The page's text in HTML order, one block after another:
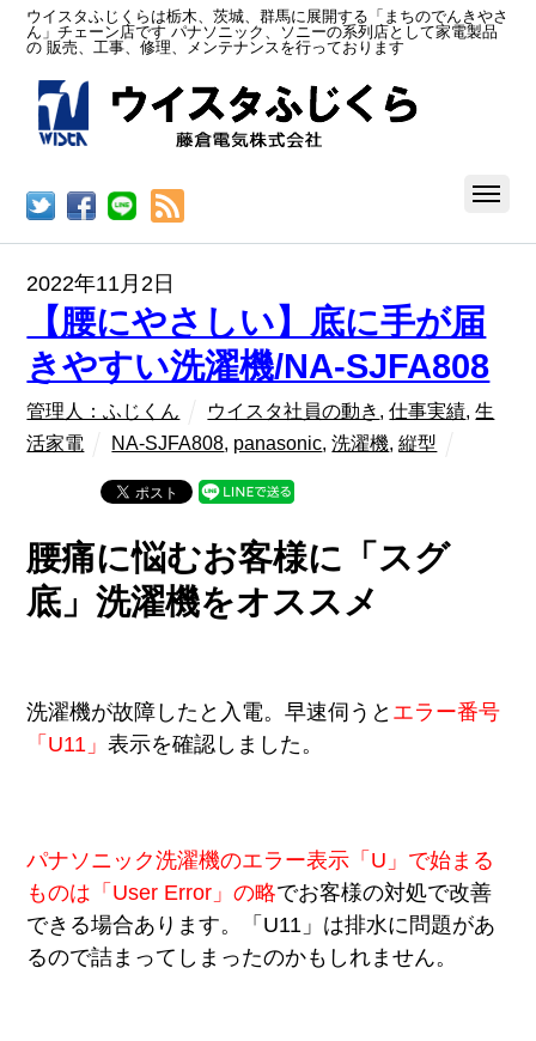
ウイスタふじくらは栃木、茨城、群馬に展開する「まちのでんきやさ
ん」チェーン店です パナソニック、ソニーの系列店として家電製品
の 販売、工事、修理、メンテナンスを行っております
2022年11月2日
【腰にやさしい】底に手が届
きやすい洗濯機/NA-SJFA808
管理人：ふじくん ウイスタ社員の動き ,仕事実績,生
活家電
NA-SJFA808, panasonic,洗濯機,縦型
腰痛に悩むお客様に「スグ
底」洗濯機をオススメ
洗濯機が故障したと入電。早速伺うと エラー番号
「U11」表示を確認しました。
パナソニック洗濯機のエラー表示「U」で始まる
ものは「User Error」の略でお客様の対処で改善
できる場合あります。「U11」は排水に問題があ
るので詰まってしまったのかもしれません。